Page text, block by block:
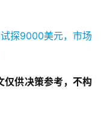
仅供决策参考，不构